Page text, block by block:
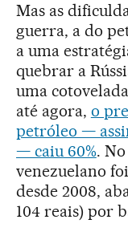
Mas as
guerra, a do
a uma
quebrar a
uma
até agora, o
petróleo —
— caiu 60%.
venezuelano
desde 2008,
104 reais) por